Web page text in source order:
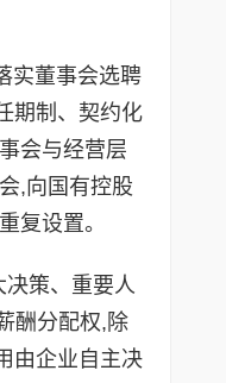
实董事会选聘
期制、契约化
会与经营层
,向国有控股
复设置。
策、重要人
酬分配权,除
由企业自主决